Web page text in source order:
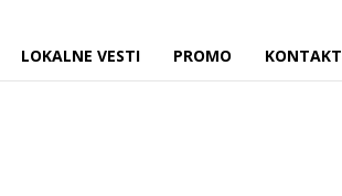
LOKALNE VESTI PROMO KONTAKT